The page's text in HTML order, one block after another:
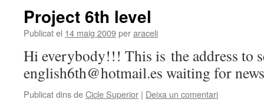
Project 6th level
Publicat el 14 maig 2009peraraceli
Hi everybody!!! This is the address to
english6th@hotmail.es waiting for
Publicat dins deCicle Superior | Deixa un comentari